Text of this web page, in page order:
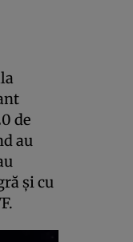
de
au
şi cu